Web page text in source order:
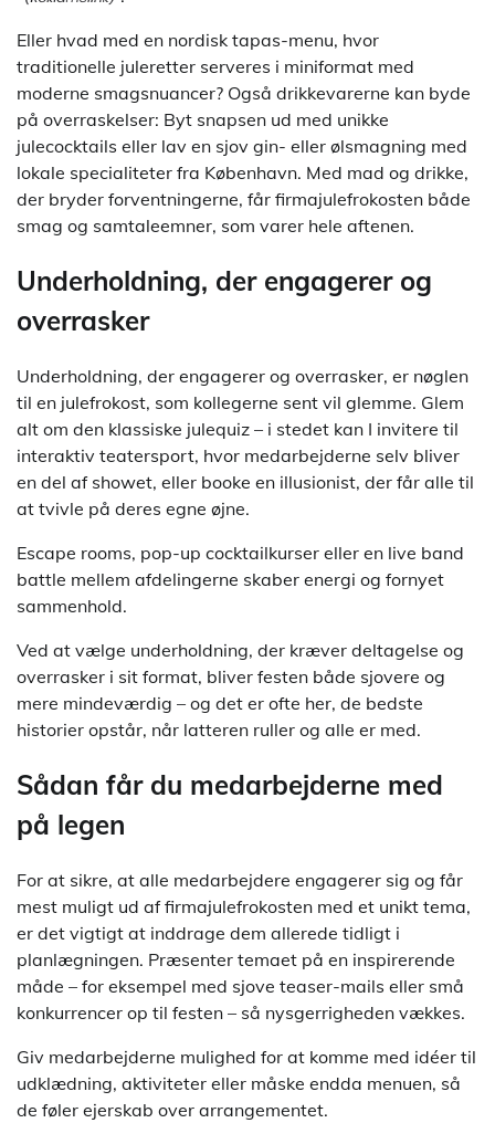
Eller hvad med en nordisk tapas-menu, hvor
traditionelle juleretter serveres i miniformat med
moderne smagsnuancer? Også drikkevarerne kan byde
på overraskelser: Byt snapsen ud med unikke
julecocktails eller lav en sjov gin- eller ølsmagning med
lokale specialiteter fra København. Med mad og drikke,
der bryder forventningerne, får firmajulefrokosten både
smag og samtaleemner, som varer hele aftenen.
Underholdning, der engagerer og
overrasker
Underholdning, der engagerer og overrasker, er nøglen
til en julefrokost, som kollegerne sent vil glemme. Glem
alt om den klassiske julequiz – i stedet kan I invitere til
interaktiv teatersport, hvor medarbejderne selv bliver
en del af showet, eller booke en illusionist, der får alle til
at tvivle på deres egne øjne.
Escape rooms, pop-up cocktailkurser eller en live band
battle mellem afdelingerne skaber energi og fornyet
sammenhold.
Ved at vælge underholdning, der kræver deltagelse og
overrasker i sit format, bliver festen både sjovere og
mere mindeværdig – og det er ofte her, de bedste
historier opstår, når latteren ruller og alle er med.
Sådan får du medarbejderne med
på legen
For at sikre, at alle medarbejdere engagerer sig og får
mest muligt ud af firmajulefrokosten med et unikt tema,
er det vigtigt at inddrage dem allerede tidligt i
planlægningen. Præsenter temaet på en inspirerende
måde – for eksempel med sjove teaser-mails eller små
konkurrencer op til festen – så nysgerrigheden vækkes.
Giv medarbejderne mulighed for at komme med idéer til
udklædning, aktiviteter eller måske endda menuen, så
de føler ejerskab over arrangementet.